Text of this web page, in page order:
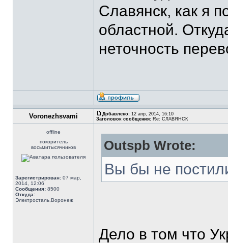
Славянск, как я
областной.
неточность
Voronezhsvami Добавлено: 12 апр, 2014, 16:10
Заголовок сообщения: Re: СЛАВЯНСК
offline
покоритель
восьмитысячников
Зарегистрирован: 07 мар,
2014, 12:06
Сообщения: 8500
Откуда:
Электросталь,Воронеж
Outspb Wrote:
Вы бы не
Дело в том что